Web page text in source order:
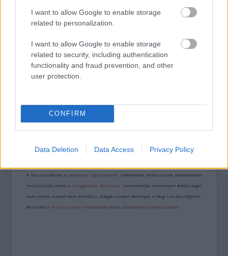
I want to allow Google to enable storage
related to personalization.
I want to allow Google to enable storage
related to security, including authentication
functionality and fraud prevention, and other
user protection.
CONFIRM
Data Deletion Data Access Privacy Policy
https://kulturpart.hu/api/trackback/id/7931112
A hozzászólások avonatkozó jogszabályok értelmében felhasználói tartalomnak
minősülnek, értük a szolgáltatás technikai üzemeltetője semmilyen felelősséget
nem vállal, azokat nem ellenőrzi. Kifogás esetén forduljon a blog szerkesztőjéhez.
Részletek a Felhasználási feltételekben és azadatvédelmi tájékoztatóban